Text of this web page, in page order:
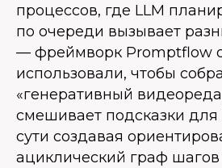
процессов, где LLM
по очереди вызывает
— фреймворк Promptflow
использовали, чтобы
«генеративный
смешивает подсказки для
сути создавая
ациклический граф